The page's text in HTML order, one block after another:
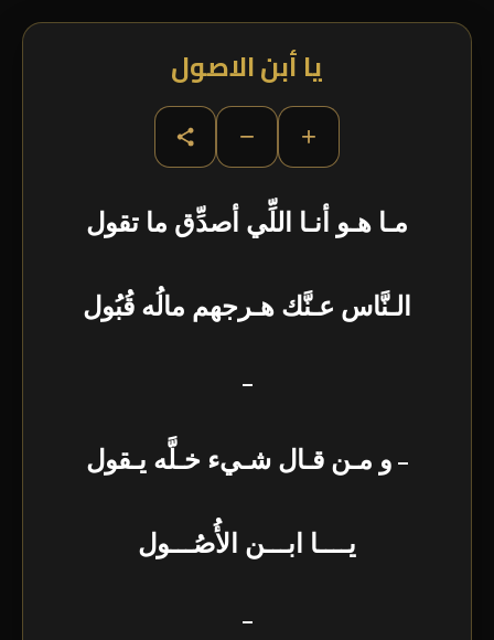
يا أبن الاصول
+
−
مـا هـو أنـا اللِّي أصدِّق ما تقول
الـنَّاس عـنَّك هـرجهم مالُه قُبُول
–
– و مـن قـال شـيء خـلَّه يـقول
يــــا ابـــن الأُصُـــول
–